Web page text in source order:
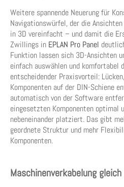
Weitere spannende Neuerung für
Navigationswürfel, der die
in 3D vereinfacht – und damit die
Zwillings in EPLAN Pro Panel
Funktion lassen sich 3D-Ansichten
einfach auswählen und komfortabel
entscheidender Praxisvorteil:
Komponenten auf der DIN-Schiene
automatisch von der Software
eingesetzten Komponenten optimal
nebeneinander platziert. Das gibt
geordnete Struktur und mehr
Komponenten.
Maschinenverkabelung